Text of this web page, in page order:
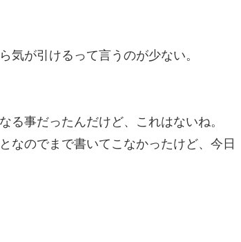
気が引けるって言うのが少ない。
る事だったんだけど、これはないね。
なのでまで書いてこなかったけど、今日